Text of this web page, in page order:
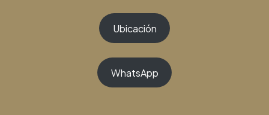
Ubicación
WhatsApp